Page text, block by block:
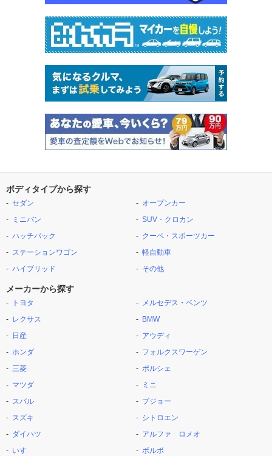
ボディタイプから探す
セダン
ミニバン
ハッチバック
ステーションワゴン
ハイブリッド
オープンカー
SUV・クロカン
クーペ・スポーツカー
軽自動車
その他
メーカーから探す
トヨタ
レクサス
日産
ホンダ
三菱
マツダ
スバル
スズキ
ダイハツ
いすゞ
メルセデス・ベンツ
BMW
アウディ
フォルクスワーゲン
ポルシェ
ミニ
プジョー
シトロエン
アルファ ロメオ
ボルボ